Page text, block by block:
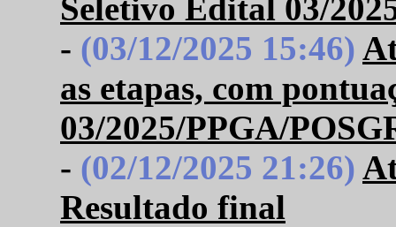
Seletivo Edital 03/
- (03/12/2025 15:46)
as etapas, com
03/2025/PPGA/
- (02/12/2025 21:26)
Resultado final